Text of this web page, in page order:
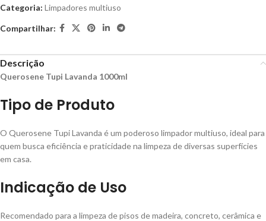
Categoria: Limpadores multiuso
Compartilhar:
Descrição
Querosene Tupi Lavanda 1000ml
Tipo de Produto
O Querosene Tupi Lavanda é um poderoso limpador multiuso, ideal para
quem busca eficiência e praticidade na limpeza de diversas superfícies
em casa.
Indicação de Uso
Recomendado para a limpeza de pisos de madeira, concreto, cerâmica e